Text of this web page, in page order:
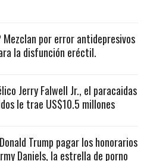
por error antidepresivos
la disfunción eréctil.
Jerry Falwell Jr., el paracaidas
le trae US$10.5 millones
Trump pagar los honorarios
Daniels, la estrella de porno